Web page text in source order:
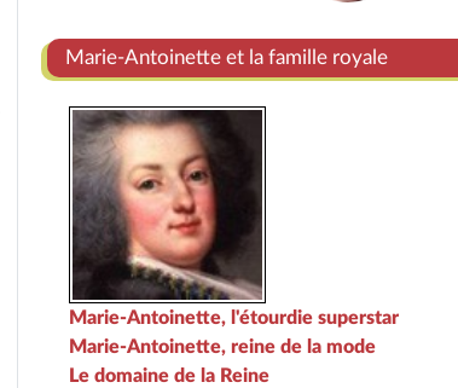
Marie-Antoinette et la famille royale
Marie-Antoinette, l'étourdie superstar
Marie-Antoinette, reine de la mode
Le domaine de la Reine